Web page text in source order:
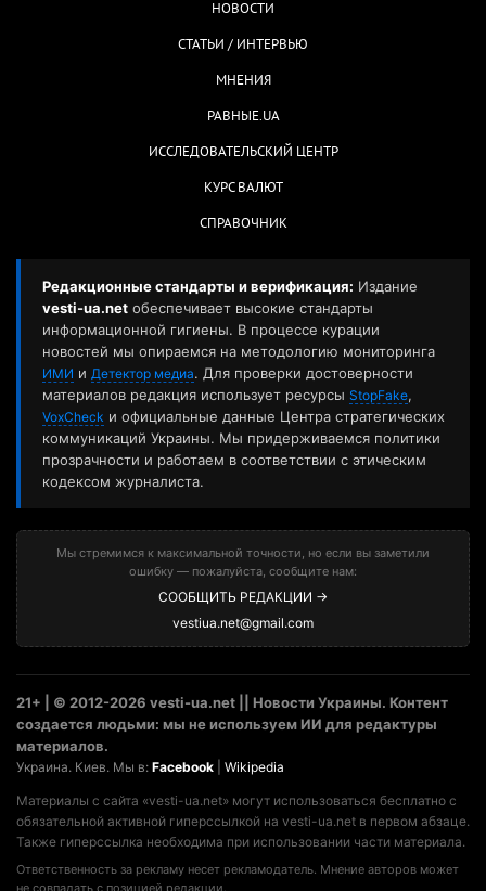
НОВОСТИ
СТАТЬИ / ИНТЕРВЬЮ
МНЕНИЯ
РАВНЫЕ.UA
ИССЛЕДОВАТЕЛЬСКИЙ ЦЕНТР
КУРС ВАЛЮТ
СПРАВОЧНИК
Редакционные стандарты и верификация: Издание
vesti-ua.net обеспечивает высокие стандарты
информационной гигиены. В процессе курации
новостей мы опираемся на методологию мониторинга
ИМИ и Детектор медиа. Для проверки достоверности
материалов редакция использует ресурсы StopFake,
VoxCheck и официальные данные Центра стратегических
коммуникаций Украины. Мы придерживаемся политики
прозрачности и работаем в соответствии с этическим
кодексом журналиста.
Мы стремимся к максимальной точности, но если вы заметили
ошибку — пожалуйста, сообщите нам:
СООБЩИТЬ РЕДАКЦИИ →
vestiua.net@gmail.com
21+ | © 2012-2026 vesti-ua.net || Новости Украины. Контент
создается людьми: мы не используем ИИ для редактуры
материалов.
Украина. Киев. Мы в: Facebook Wikipedia
Материалы с сайта «vesti-ua.net» могут использоваться бесплатно с
обязательной активной гиперссылкой на vesti-ua.net в первом абзаце.
Также гиперссылка необходима при использовании части материала.
Ответственность за рекламу несет рекламодатель. Мнение авторов может